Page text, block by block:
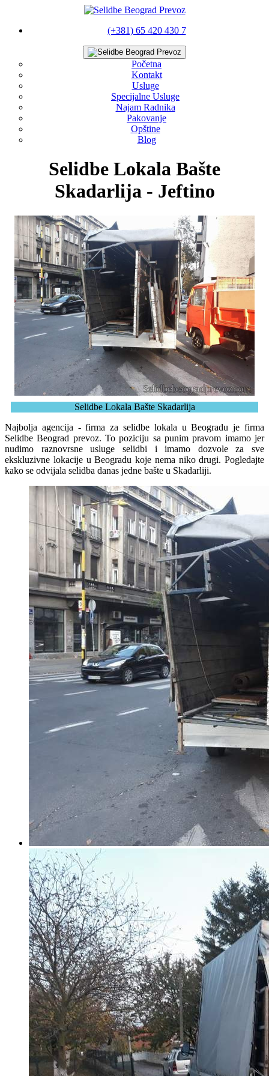
(+381) 65 420 430 7
Početna
Kontakt
Usluge
Specijalne Usluge
Najam Radnika
Pakovanje
Opštine
Blog
Selidbe Lokala Bašte
Skadarlija - Jeftino
Selidbe Lokala Bašte Skadarlija
Najbolja agencija - firma za selidbe lokala u Beogradu je firma
Selidbe Beograd prevoz. To poziciju sa punim pravom imamo jer
nudimo raznovrsne usluge selidbi i imamo dozvole za sve
ekskluzivne lokacije u Beogradu koje nema niko drugi. Pogledajte
kako se odvijala selidba danas jedne bašte u Skadarliji.